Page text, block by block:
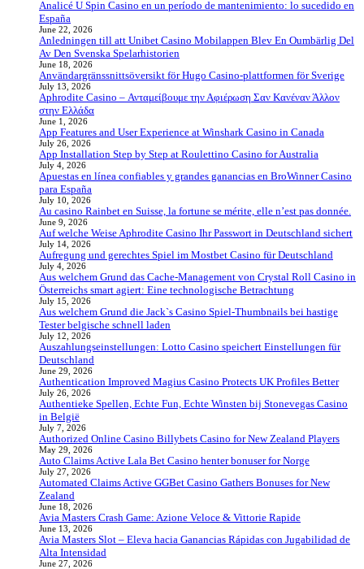
Analicé U Spin Casino en un período de mantenimiento: lo sucedido en
España
June 22, 2026
Anledningen till att Unibet Casino Mobilappen Blev En Oumbärlig Del
Av Den Svenska Spelarhistorien
June 18, 2026
Användargränssnittsöversikt för Hugo Casino-plattformen för Sverige
July 13, 2026
Aphrodite Casino – Ανταμείβουμε την Αφιέρωση Σαν Κανέναν Άλλον
στην Ελλάδα
June 1, 2026
App Features and User Experience at Winshark Casino in Canada
July 26, 2026
App Installation Step by Step at Roulettino Casino for Australia
July 4, 2026
Apuestas en línea confiables y grandes ganancias en BroWinner Casino
para España
July 10, 2026
Au casino Rainbet en Suisse, la fortune se mérite, elle n’est pas donnée.
June 9, 2026
Auf welche Weise Aphrodite Casino Ihr Passwort in Deutschland sichert
July 14, 2026
Aufregung und gerechtes Spiel im Mostbet Casino für Deutschland
July 4, 2026
Aus welchem Grund das Cache-Management von Crystal Roll Casino in
Österreichs smart agiert: Eine technologische Betrachtung
July 15, 2026
Aus welchem Grund die Jack`s Casino Spiel-Thumbnails bei hastige
Tester belgische schnell laden
July 12, 2026
Auszahlungseinstellungen: Lotto Casino speichert Einstellungen für
Deutschland
June 29, 2026
Authentication Improved Magius Casino Protects UK Profiles Better
July 26, 2026
Authentieke Spellen, Echte Fun, Echte Winsten bij Stonevegas Casino
in België
July 7, 2026
Authorized Online Casino Billybets Casino for New Zealand Players
May 29, 2026
Auto Claims Active Lala Bet Casino henter bonuser for Norge
July 27, 2026
Automated Claims Active GGBet Casino Gathers Bonuses for New
Zealand
June 18, 2026
Avia Masters Crash Game: Azione Veloce & Vittorie Rapide
June 13, 2026
Avia Masters Slot – Eleva hacia Ganancias Rápidas con Jugabilidad de
Alta Intensidad
June 27, 2026